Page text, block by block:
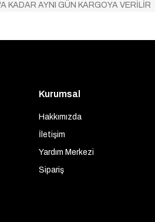
KADAR AYNI GÜN KARGOYA VERİLİR
Kurumsal
Hakkımızda
İletişim
Yardım Merkezi
Sipariş